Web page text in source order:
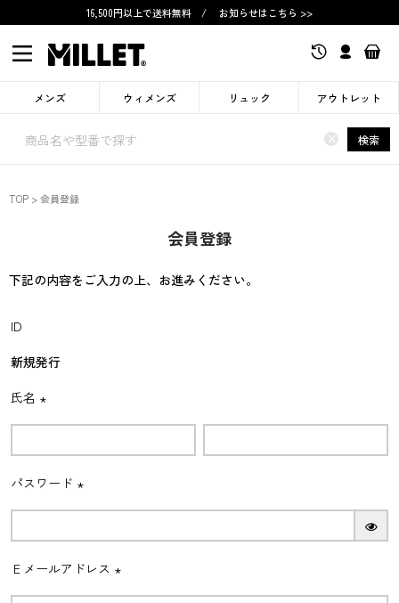
16,500円以上で送料無料 / お知らせはこちら >>
メンズ ウィメンズ リュック アウトレット
× 検索
TOP 会員登録
会員登録
下記の内容をご入力の上、お進みください。
ID
新規発行
氏名
(必
パスワード
(必
Ｅメールアドレス
(必